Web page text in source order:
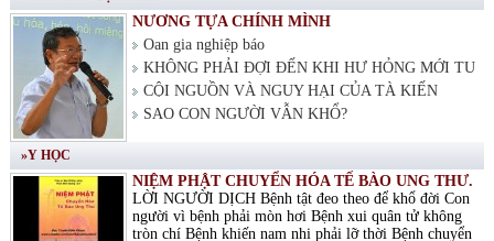
NƯƠNG TỰA CHÍNH MÌNH
Oan gia nghiệp báo
KHÔNG PHẢI ĐỢI ĐẾN KHI HƯ HỎNG MỚI TU
CỘI NGUỒN VÀ NGUY HẠI CỦA TÀ KIẾN
SAO CON NGƯỜI VẪN KHỔ?
»Y HỌC
NIỆM PHẬT CHUYỂN HÓA TẾ BÀO UNG THƯ.
LỜI NGƯỜI DỊCH Bệnh tật đeo theo để khổ đời Con
người vì bệnh phải mòn hơi Bệnh xui quân tử không
tròn chí Bệnh khiến nam nhi phải lỡ thời Bệnh chuyển